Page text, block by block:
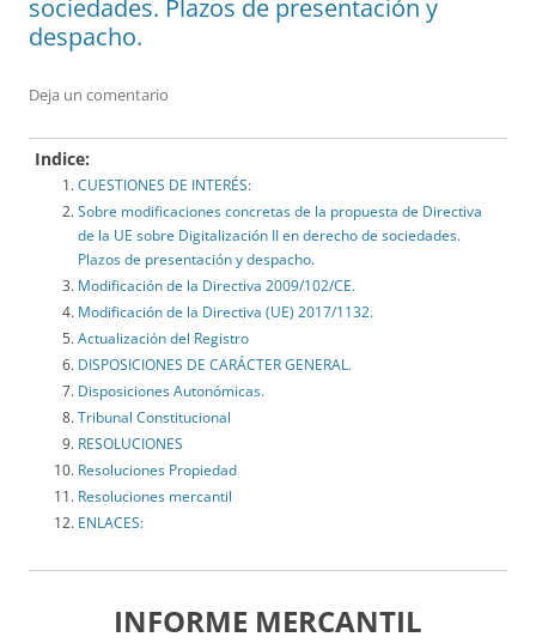
sociedades. Plazos de presentación y
despacho.
Deja un comentario
Indice:
CUESTIONES DE INTERÉS:
Sobre modificaciones concretas de la propuesta de Directiva
de la UE sobre Digitalización II en derecho de sociedades.
Plazos de presentación y despacho.
Modificación de la Directiva 2009/102/CE.
Modificación de la Directiva (UE) 2017/1132.
Actualización del Registro
DISPOSICIONES DE CARÁCTER GENERAL.
Disposiciones Autonómicas.
Tribunal Constitucional
RESOLUCIONES
Resoluciones Propiedad
Resoluciones mercantil
ENLACES:
INFORME MERCANTIL